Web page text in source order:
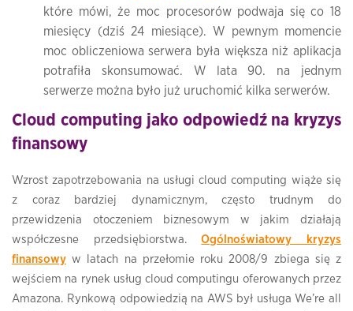
które mówi, że moc procesorów podwaja się co 18
miesięcy (dziś 24 miesiące). W pewnym momencie
moc obliczeniowa serwera była większa niż aplikacja
potrafiła skonsumować. W lata 90. na jednym
serwerze można było już uruchomić kilka serwerów.
Cloud computing jako odpowiedź na kryzys
finansowy
Wzrost zapotrzebowania na usługi cloud computing wiąże się
z coraz bardziej dynamicznym, często trudnym do
przewidzenia otoczeniem biznesowym w jakim działają
współczesne przedsiębiorstwa.Ogólnoświatowy kryzys
finansowy w latach na przełomie roku 2008/9 zbiega się z
wejściem na rynek usług cloud computingu oferowanych przez
Amazona. Rynkową odpowiedzią na AWS był usługa We’re all